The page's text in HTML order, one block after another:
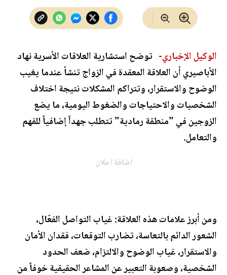
الوكيل الإخباري- توضح استشارية العلاقات الأسرية نهاد
الأباصيري أن العلاقة المعقدة في الزواج تنشأ عندما يغيب
الوضوح والاستقرار، وتتراكم المشكلات نتيجة اختلاف
الشخصيات والاحتياجات والضغوط اليومية، ما يضع
الزوجين في "منطقة رمادية" تتطلب جهداً إضافياً للفهم
والتعامل.
اضافة اعلان
ومن أبرز علامات هذه العلاقة: غياب التواصل الفعّال،
الشعور الدائم بالتعاسة، تضارب التوقعات، فقدان الأمان
والاستقرار، غياب الوضوح والالتزام، ضعف الحدود
الشخصية، وصعوبة التعبير عن المشاعر الحقيقية خوفاً من